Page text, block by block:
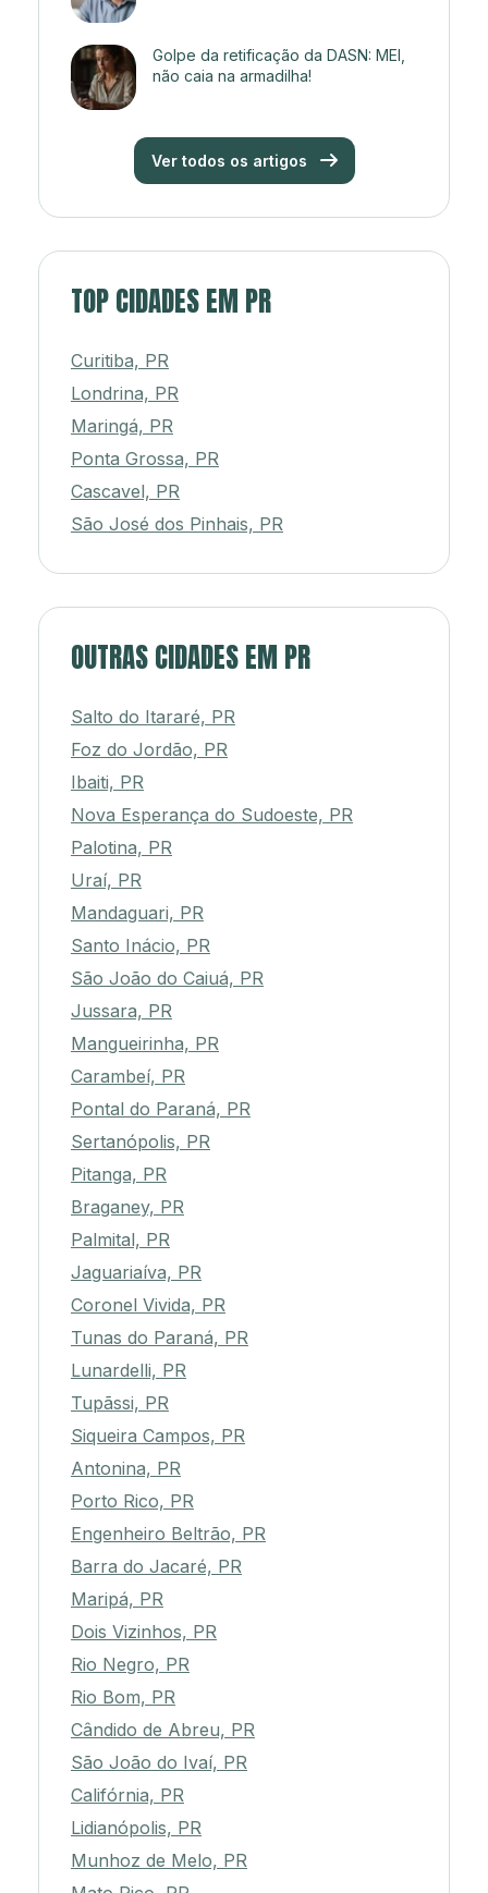
Golpe da retificação da DASN: MEI,
não caia na armadilha!
Ver todos os artigos
TOP CIDADES EM PR
Curitiba, PR
Londrina, PR
Maringá, PR
Ponta Grossa, PR
Cascavel, PR
São José dos Pinhais, PR
OUTRAS CIDADES EM PR
Salto do Itararé, PR
Foz do Jordão, PR
Ibaiti, PR
Nova Esperança do Sudoeste, PR
Palotina, PR
Uraí, PR
Mandaguari, PR
Santo Inácio, PR
São João do Caiuá, PR
Jussara, PR
Mangueirinha, PR
Carambeí, PR
Pontal do Paraná, PR
Sertanópolis, PR
Pitanga, PR
Braganey, PR
Palmital, PR
Jaguariaíva, PR
Coronel Vivida, PR
Tunas do Paraná, PR
Lunardelli, PR
Tupãssi, PR
Siqueira Campos, PR
Antonina, PR
Porto Rico, PR
Engenheiro Beltrão, PR
Barra do Jacaré, PR
Maripá, PR
Dois Vizinhos, PR
Rio Negro, PR
Rio Bom, PR
Cândido de Abreu, PR
São João do Ivaí, PR
Califórnia, PR
Lidianópolis, PR
Munhoz de Melo, PR